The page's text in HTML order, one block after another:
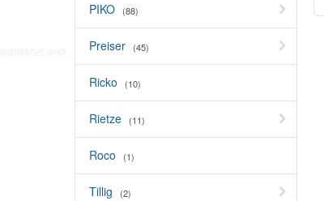
PIKO (88)
Preiser (45)
Ricko (10)
Rietze (11)
Roco (1)
Tillig (2)